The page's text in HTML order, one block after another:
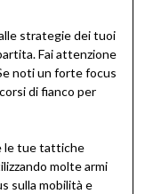
strategie dei tuoi
Fai attenzione
noti un forte focus
di fianco per
le tue tattiche
molte armi
sulla mobilità e